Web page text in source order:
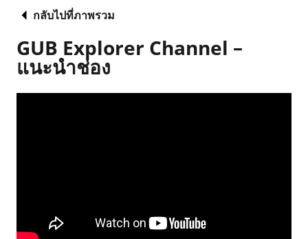
กลับไปที่ภาพรวม
GUB Explorer Channel –
แนะนำช่อง